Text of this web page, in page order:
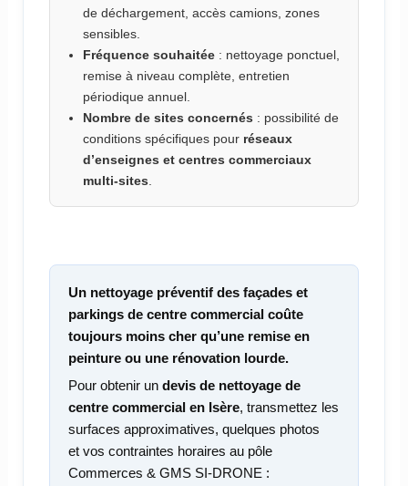
de déchargement, accès camions, zones
sensibles.
Fréquence souhaitée: nettoyage ponctuel,
remise à niveau complète, entretien
périodique annuel.
Nombre de sites concernés : possibilité de
conditions spécifiques pour réseaux
d’enseignes et centres commerciaux
multi-sites
Un nettoyage préventif des façades et
parkings de centre commercial coûte
toujours moins cher qu’une remise en
peinture ou une rénovation lourde.
Pour obtenir un devis de nettoyage de
centre commercial en Isère, transmettez les
surfaces approximatives, quelques photos
et vos contraintes horaires au pôle
Commerces & GMS SI-DRONE :